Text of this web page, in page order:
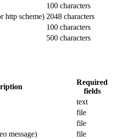
100 characters
http scheme) 2048 characters
100 characters
500 characters
Required
fields
text
file
file
message)
file